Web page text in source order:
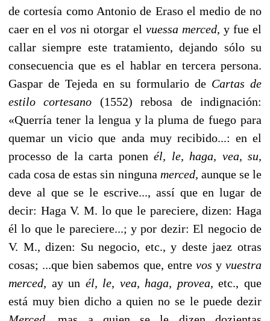
de cor­tesía como Antonio de Eraso el medio de no
caer en elvosni otorgar el vuessa merced, y fue el
callar siempre este tra­tamiento, dejando sólo su
consecuencia que es el hablar en tercera persona.
Gaspar de Tejeda en su formulario de Cartas de
estilo cortesano (1552) rebosa de indignación:
«Que­rría tener la lengua y la pluma de fuego para
quemar un vicio que anda muy recibido...: en el
processo de la carta ponenél, le, haga, vea, su,
cada cosa de estas sin ninguna merced, aunque se le
deve al que se le escrive..., assí que en lugar de
decir: Haga V. M. lo que le pareciere, dizen: Haga
él lo que le pareciere...; y por dezir: El negocio de
V. M., dizen: Su negocio, etc., y deste jaez otras
cosas; ...que bien sabemos que, entre vos y vuestra
merced, ay un él, le, vea, haga, provea,etc., que
está muy bien dicho a quien no se le puede dezir